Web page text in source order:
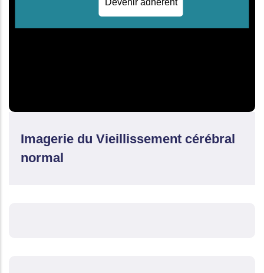
Devenir adhérent
Imagerie du Vieillissement cérébral
normal